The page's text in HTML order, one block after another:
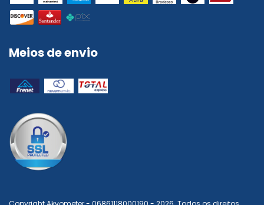
Meios de envio